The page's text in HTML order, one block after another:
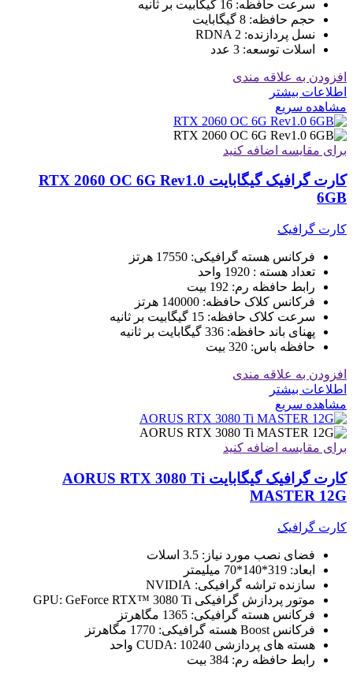
سرعت حافظه: 16 گیگابیت بر ثانیه
حجم حافظه: 8 گیگابایت
نسل پردازنده: RDNA 2
اسلات توسعه: 3 عدد
افزودن به علاقه مندی
اطلاعات بیشتر
مشاهده سریع
برای مقایسه اضافه کنید
کارت گرافیک گیگابایت RTX 2060 OC 6G Rev1.0
6GB
کارت گرافیک
فرکانس هسته گرافیکی: 17550 هرتز
تعداد هسته : 1920 واحد
رابط حافظه رم: 192 بیت
فرکانس کلاک حافظه: 140000 هرتز
سرعت کلاک حافظه: 15 گیگابیت بر ثانیه
پهنای باند حافظه: 336 گیگابایت بر ثانیه
حافظه باس: 320 بیت
افزودن به علاقه مندی
اطلاعات بیشتر
مشاهده سریع
برای مقایسه اضافه کنید
کارت گرافیک گیگابایت AORUS RTX 3080 Ti
MASTER 12G
کارت گرافیک
فضای نصب مورد نیاز: 3.5 اسلات
ابعاد: 319*140*70 میلیمتر
سازنده تراشه گرافیکی: NVIDIA
موتور پردازش گرافیکی GPU: GeForce RTX™ 3080 Ti
فرکانس هسته گرافیکی: 1365 مگاهرتز
فرکانس Boost هسته گرافیکی:
1770 مگاهرتز
هسته های پردازشی CUDA: 10240 واحد
رابط حافظه رم: 384 بیت